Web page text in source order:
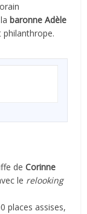
baronne Adèle
philanthrope.
deCorinne
le relooking
places assises,